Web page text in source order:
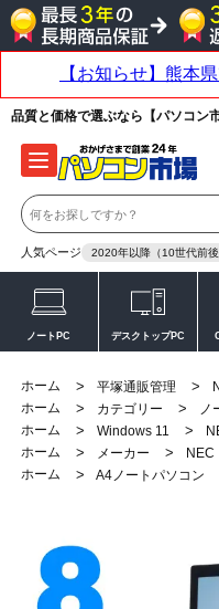
品質と価格で選ぶなら【パソコン
人気ページ 2020年以降（10世代前後
ノートPC デスクトップPC
ホーム > 平塚通販管理 >
ホーム
> カテゴリー > ノ
ホーム
> Windows 11 >
ホーム
> メーカー > NEC
ホーム
> A4ノートパソコン